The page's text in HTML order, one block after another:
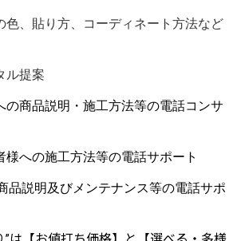
、貼り方、コーディネート方法など
提案
商品説明・施工方法等の電話コンサ
への施工方法等の電話サポート
品説明及びメンテナンス等の電話サポ